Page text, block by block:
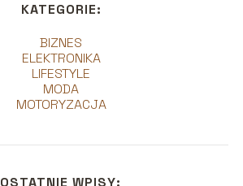
KATEGORIE:
BIZNES
ELEKTRONIKA
LIFESTYLE
MODA
MOTORYZACJA
OSTATNIE WPISY: